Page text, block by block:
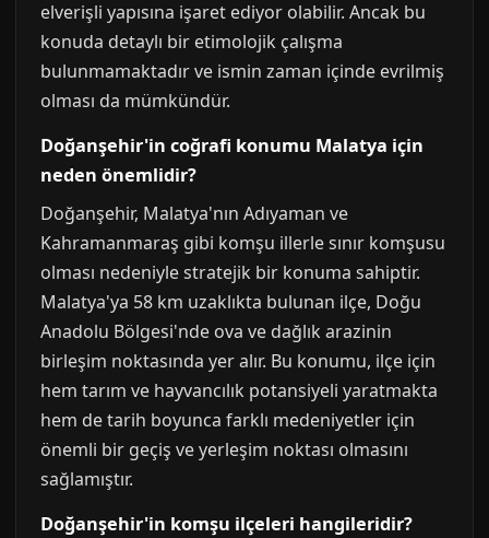
elverişli yapısına işaret ediyor olabilir. Ancak bu
konuda detaylı bir etimolojik çalışma
bulunmamaktadır ve ismin zaman içinde evrilmiş
olması da mümkündür.
Doğanşehir'in coğrafi konumu Malatya için
neden önemlidir?
Doğanşehir, Malatya'nın Adıyaman ve
Kahramanmaraş gibi komşu illerle sınır komşusu
olması nedeniyle stratejik bir konuma sahiptir.
Malatya'ya 58 km uzaklıkta bulunan ilçe, Doğu
Anadolu Bölgesi'nde ova ve dağlık arazinin
birleşim noktasında yer alır. Bu konumu, ilçe için
hem tarım ve hayvancılık potansiyeli yaratmakta
hem de tarih boyunca farklı medeniyetler için
önemli bir geçiş ve yerleşim noktası olmasını
sağlamıştır.
Doğanşehir'in komşu ilçeleri hangileridir?